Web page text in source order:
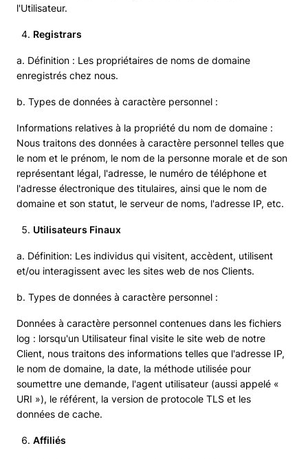
l'Utilisateur.
Registrars
a. Définition : Les propriétaires de noms de domaine
enregistrés chez nous.
b. Types de données à caractère personnel :
Informations relatives à la propriété du nom de domaine :
Nous traitons des données à caractère personnel telles que
le nom et le prénom, le nom de la personne morale et de son
représentant légal, l'adresse, le numéro de téléphone et
l'adresse électronique des titulaires, ainsi que le nom de
domaine et son statut, le serveur de noms, l'adresse IP, etc.
Utilisateurs Finaux
a. Définition: Les individus qui visitent, accèdent, utilisent
et/ou interagissent avec les sites web de nos Clients.
b. Types de données à caractère personnel :
Données à caractère personnel contenues dans les fichiers
log : lorsqu'un Utilisateur final visite le site web de notre
Client, nous traitons des informations telles que l'adresse IP,
le nom de domaine, la date, la méthode utilisée pour
soumettre une demande, l'agent utilisateur (aussi appelé «
URI »), le référent, la version de protocole TLS et les
données de cache.
Affiliés